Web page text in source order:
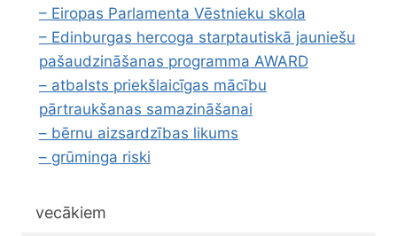
– Eiropas Parlamenta Vēstnieku skola
– Edinburgas hercoga starptautiskā jauniešu
pašaudzināšanas programma AWARD
– atbalsts priekšlaicīgas mācību
pārtraukšanas samazināšanai
– bērnu aizsardzības likums
– grūminga riski
vecākiem